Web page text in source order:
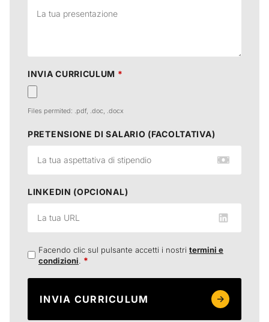
INVIA CURRICULUM *
Files permited: .pdf, .doc, .docx
PRETENSIONE DI SALARIO (FACOLTATIVA)
LINKEDIN (OPCIONAL)
Facendo clic sul pulsante accetti i nostri termini e
condizioni. *